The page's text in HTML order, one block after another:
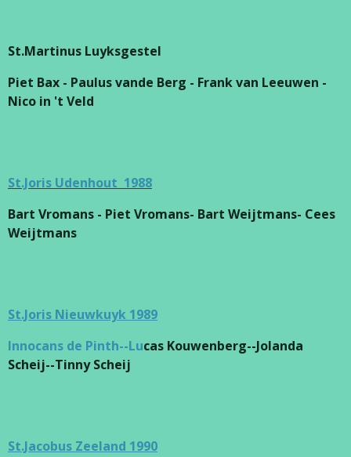
St.Martinus Luyksgestel
Piet Bax - Paulus vande Berg - Frank van Leeuwen -
Nico in 't Veld
St.Joris Udenhout 1988
Bart Vromans - Piet Vromans- Bart Weijtmans- Cees
Weijtmans
St.Joris Nieuwkuyk 1989
Innocans de Pinth--Lucas Kouwenberg--Jolanda
Scheij--Tinny Scheij
St.Jacobus Zeeland 1990